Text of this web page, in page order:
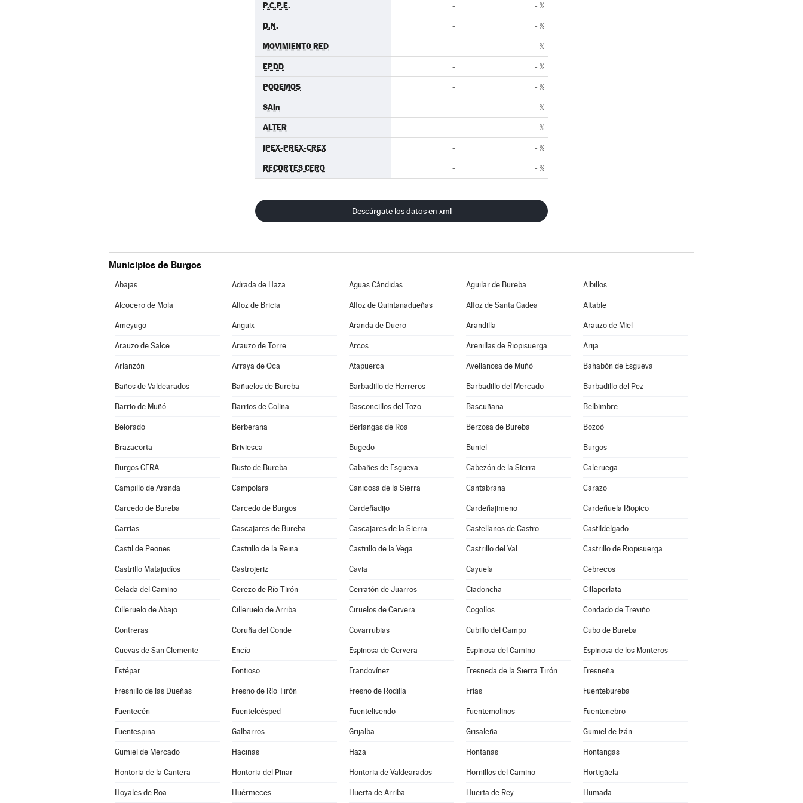
P.C.P.E. - - %
D.N. - - %
MOVIMIENTO RED - - %
EPDD - - %
PODEMOS - - %
SAIn - - %
ALTER - - %
IPEX-PREX-CREX - - %
RECORTES CERO - - %
Descárgate los datos en xml
Municipios de Burgos
Abajas Adrada de Haza Aguas Cándidas Aguilar de Bureba Albillos
Alcocero de Mola Alfoz de Bricia Alfoz de Quintanadueñas Alfoz de Santa Gadea Altable
Ameyugo Anguix Aranda de Duero Arandilla Arauzo de Miel
Arauzo de Salce Arauzo de Torre Arcos Arenillas de Riopisuerga Arija
Arlanzón Arraya de Oca Atapuerca Avellanosa de Muñó Bahabón de Esgueva
Baños de Valdearados Bañuelos de Bureba Barbadillo de Herreros Barbadillo del Mercado Barbadillo del Pez
Barrio de Muñó Barrios de Colina Basconcillos del Tozo Bascuñana Belbimbre
Belorado Berberana Berlangas de Roa Berzosa de Bureba Bozoó
Brazacorta Briviesca Bugedo Buniel Burgos
Burgos CERA Busto de Bureba Cabañes de Esgueva Cabezón de la Sierra Caleruega
Campillo de Aranda Campolara Canicosa de la Sierra Cantabrana Carazo
Carcedo de Bureba Carcedo de Burgos Cardeñadijo Cardeñajimeno Cardeñuela Riopico
Carrias Cascajares de Bureba Cascajares de la Sierra Castellanos de Castro Castildelgado
Castil de Peones Castrillo de la Reina Castrillo de la Vega Castrillo del Val Castrillo de Riopisuerga
Castrillo Matajudíos Castrojeriz Cavia Cayuela Cebrecos
Celada del Camino Cerezo de Río Tirón Cerratón de Juarros Ciadoncha Cillaperlata
Cilleruelo de Abajo Cilleruelo de Arriba Ciruelos de Cervera Cogollos Condado de Treviño
Contreras Coruña del Conde Covarrubias Cubillo del Campo Cubo de Bureba
Cuevas de San Clemente Encío Espinosa de Cervera Espinosa del Camino Espinosa de los Monteros
Estépar Fontioso Frandovínez Fresneda de la Sierra Tirón Fresneña
Fresnillo de las Dueñas Fresno de Río Tirón Fresno de Rodilla Frías Fuentebureba
Fuentecén Fuentelcésped Fuentelisendo Fuentemolinos Fuentenebro
Fuentespina Galbarros Grijalba Grisaleña Gumiel de Izán
Gumiel de Mercado Hacinas Haza Hontanas Hontangas
Hontoria de la Cantera Hontoria del Pinar Hontoria de Valdearados Hornillos del Camino Hortigüela
Hoyales de Roa Huérmeces Huerta de Arriba Huerta de Rey Humada